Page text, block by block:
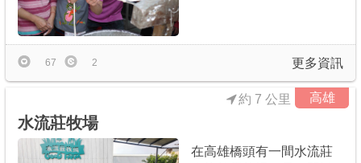
更多資訊
67 2
高雄
約 7 公里
水流莊牧場
在高雄橋頭有一間水流莊